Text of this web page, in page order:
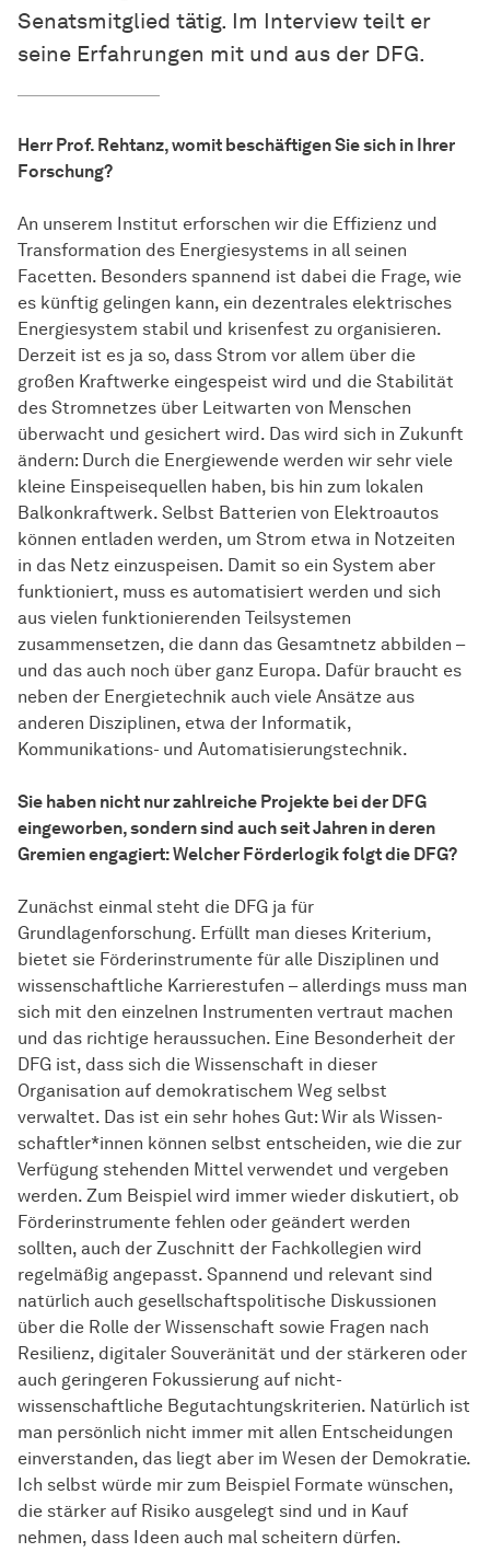
Senatsmitglied tätig. Im Interview teilt er
seine Erfahrungen mit und aus der DFG.
Herr Prof. Rehtanz, womit beschäftigen Sie sich in Ihrer
Forschung?
An unserem Institut erforschen wir die Effizienz und
Transformation des Energiesystems in all seinen
Facetten. Besonders spannend ist dabei die Frage, wie
es künftig gelingen kann, ein dezentrales elektrisches
Energiesystem stabil und krisenfest zu organisieren.
Derzeit ist es ja so, dass Strom vor allem über die
großen Kraftwerke eingespeist wird und die Stabilität
des Stromnetzes über Leitwarten von Menschen
überwacht und gesichert wird. Das wird sich in Zukunft
ändern: Durch die Energiewende werden wir sehr viele
kleine Einspeisequellen haben, bis hin zum lokalen
Balkonkraftwerk. Selbst Batterien von Elektroautos
können entladen werden, um Strom etwa in Notzeiten
in das Netz einzuspeisen. Damit so ein System aber
funktioniert, muss es automatisiert werden und sich
aus vielen funktionierenden Teilsystemen
zusammensetzen, die dann das Gesamtnetz abbilden –
und das auch noch über ganz Europa. Dafür braucht es
neben der Energietechnik auch viele Ansätze aus
anderen Disziplinen, etwa der Informatik,
Kommunikations- und Automatisierungstechnik.
Sie haben nicht nur zahlreiche Projekte bei der DFG
eingeworben, sondern sind auch seit Jahren in deren
Gremien engagiert: Welcher Förderlogik folgt die DFG?
Zunächst einmal steht die DFG ja für
Grundlagenforschung. Erfüllt man dieses Kriterium,
bietet sie Förderinstrumente für alle Disziplinen und
wissenschaftliche Karrierestufen – allerdings muss man
sich mit den einzelnen Instrumenten vertraut machen
und das richtige heraussuchen. Eine Besonderheit der
DFG ist, dass sich die Wissenschaft in dieser
Organisation auf demokratischem Weg selbst
verwaltet. Das ist ein sehr hohes Gut: Wir als Wissen­
schaft­ler*innen können selbst entscheiden, wie die zur
Verfügung stehenden Mittel verwendet und vergeben
werden. Zum Beispiel wird immer wieder diskutiert, ob
Förderinstrumente fehlen oder geändert werden
sollten, auch der Zuschnitt der Fachkollegien wird
regelmäßig angepasst. Spannend und relevant sind
natürlich auch gesellschaftspolitische Diskussionen
über die Rolle der Wissenschaft sowie Fragen nach
Resilienz, digitaler Souveränität und der stärkeren oder
auch geringeren Fokussierung auf nicht-
wissenschaftliche Begutachtungskriterien. Natürlich ist
man persönlich nicht immer mit allen Entscheidungen
einverstanden, das liegt aber im Wesen der Demokratie.
Ich selbst würde mir zum Beispiel Formate wünschen,
die stärker auf Risiko ausgelegt sind und in Kauf
nehmen, dass Ideen auch mal scheitern dürfen.